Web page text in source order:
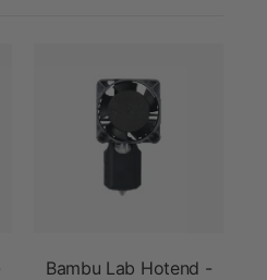
Bambu Lab Hotend -